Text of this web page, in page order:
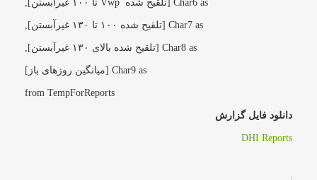
Char6 as [تلقیح شده Vwp تا ۱۰۰ غیرآبستن],
Char7 as [تلقیح شده ۱۰۰ تا ۱۳۰ غیرآبستن],
Char8 as [تلقیح شده بالای ۱۳۰ غیرآبستن],
Char9 as [میانگین روزهای باز]
from TempForReports
دانلود فایل گزارش
DHI Reports